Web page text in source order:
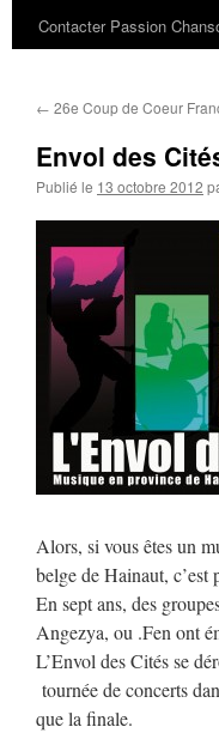
Contacter Passion
← 26e Coup de Coeur
Envol des
Publié le 13 octobre 2012
Alors, si vous êtes un
belge de Hainaut, c’est
En sept ans, des
Angezya, ou .Fen ont
L’Envol des Cités se
tournée de concerts
que la finale.